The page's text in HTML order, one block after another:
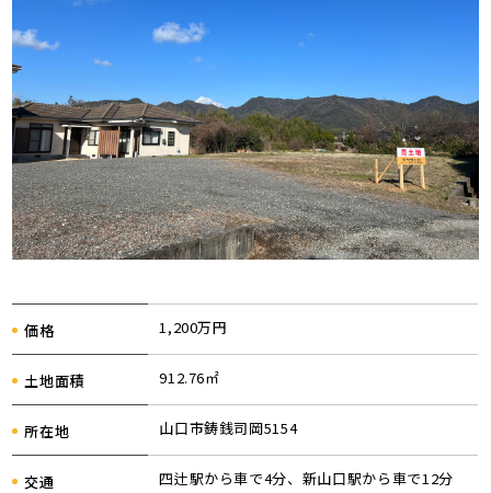
価格 1,200万円
土地面積 912.76㎡
所在地 山口市鋳銭司岡5154
交通 四辻駅から車で4分、新山口駅から車で12分